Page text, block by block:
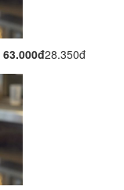
63.000đ28.350đ